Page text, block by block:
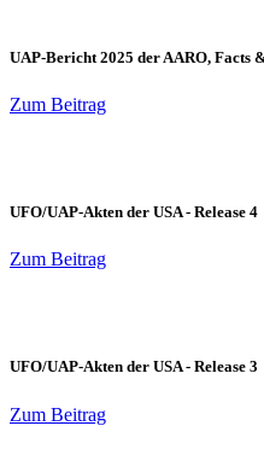
UAP-Bericht 2025 der AARO, Facts
Zum Beitrag
UFO/UAP-Akten der USA - Release 4
Zum Beitrag
UFO/UAP-Akten der USA - Release 3
Zum Beitrag